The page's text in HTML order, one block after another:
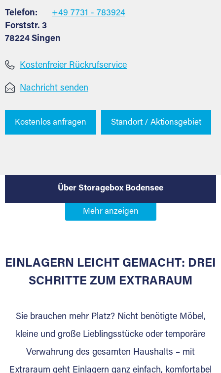
Telefon:
+49 7731 - 783924
Forststr. 3
78224 Singen
Kostenfreier Rückrufservice
Nachricht senden
Kostenlos anfragen Standort / Aktionsgebiet
Über Storagebox Bodensee
DAS SIND WIR
EINLAGERN LEICHT GEMACHT: DREI
SCHRITTE ZUM EXTRARAUM
Sie brauchen mehr Platz? Nicht benötigte Möbel,
kleine und große Lieblingsstücke oder temporäre
Verwahrung des gesamten Haushalts – mit
Extraraum geht Einlagern ganz einfach, komfortabel